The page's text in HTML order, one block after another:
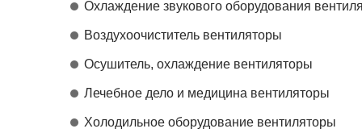
Охлаждение звукового оборудования
Воздухоочиститель вентиляторы
Осушитель, охлаждение вентиляторы
Лечебное дело и медицина вентиляторы
Холодильное оборудование вентиляторы